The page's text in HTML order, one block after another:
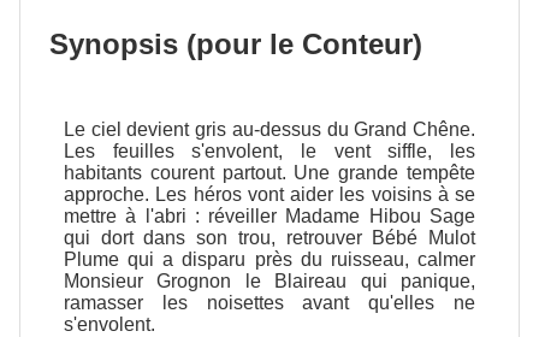
Synopsis (pour le Conteur)
Le ciel devient gris au-dessus du Grand Chêne.
Les feuilles s'envolent, le vent siffle, les
habitants courent partout. Une grande tempête
approche. Les héros vont aider les voisins à se
mettre à l'abri : réveiller Madame Hibou Sage
qui dort dans son trou, retrouver Bébé Mulot
Plume qui a disparu près du ruisseau, calmer
Monsieur Grognon le Blaireau qui panique,
ramasser les noisettes avant qu'elles ne
s'envolent.